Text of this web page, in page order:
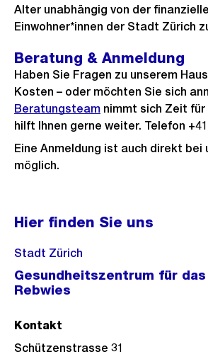
Alter unabhängig von der
Einwohner*innen der Stadt Zürich
Beratung & Anmeldung
Haben Sie Fragen zu unserem
Kosten – oder möchten Sie sich
Beratungsteam nimmt sich Zeit für
hilft Ihnen gerne weiter. Telefon +41
Eine Anmeldung ist auch direkt bei
möglich.
Hier finden Sie uns
Stadt Zürich
Gesundheitszentrum für
Rebwies
Kontakt
Schützenstrasse 31